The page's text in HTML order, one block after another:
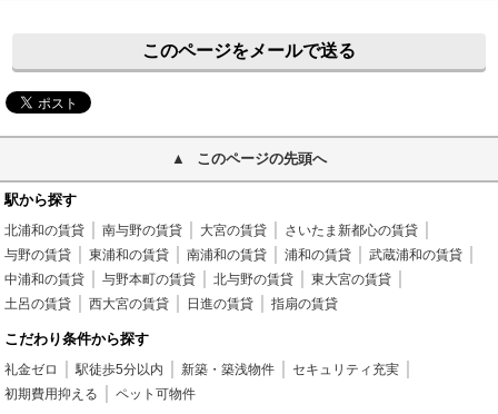
このページをメールで送る
このページの先頭へ
駅から探す
北浦和の賃貸 南与野の賃貸 大宮の賃貸
さいたま新都心の賃貸
与野の賃貸
東浦和の賃貸 南浦和の賃貸 浦和の賃貸
武蔵浦和の賃貸
中浦和の賃貸
与野本町の賃貸 北与野の賃貸
東大宮の賃貸
土呂の賃貸
西大宮の賃貸 日進の賃貸 指扇の賃貸
こだわり条件から探す
礼金ゼロ 駅徒歩5分以内 新築・築浅物件
セキュリティ充実
初期費用抑える
ペット可物件